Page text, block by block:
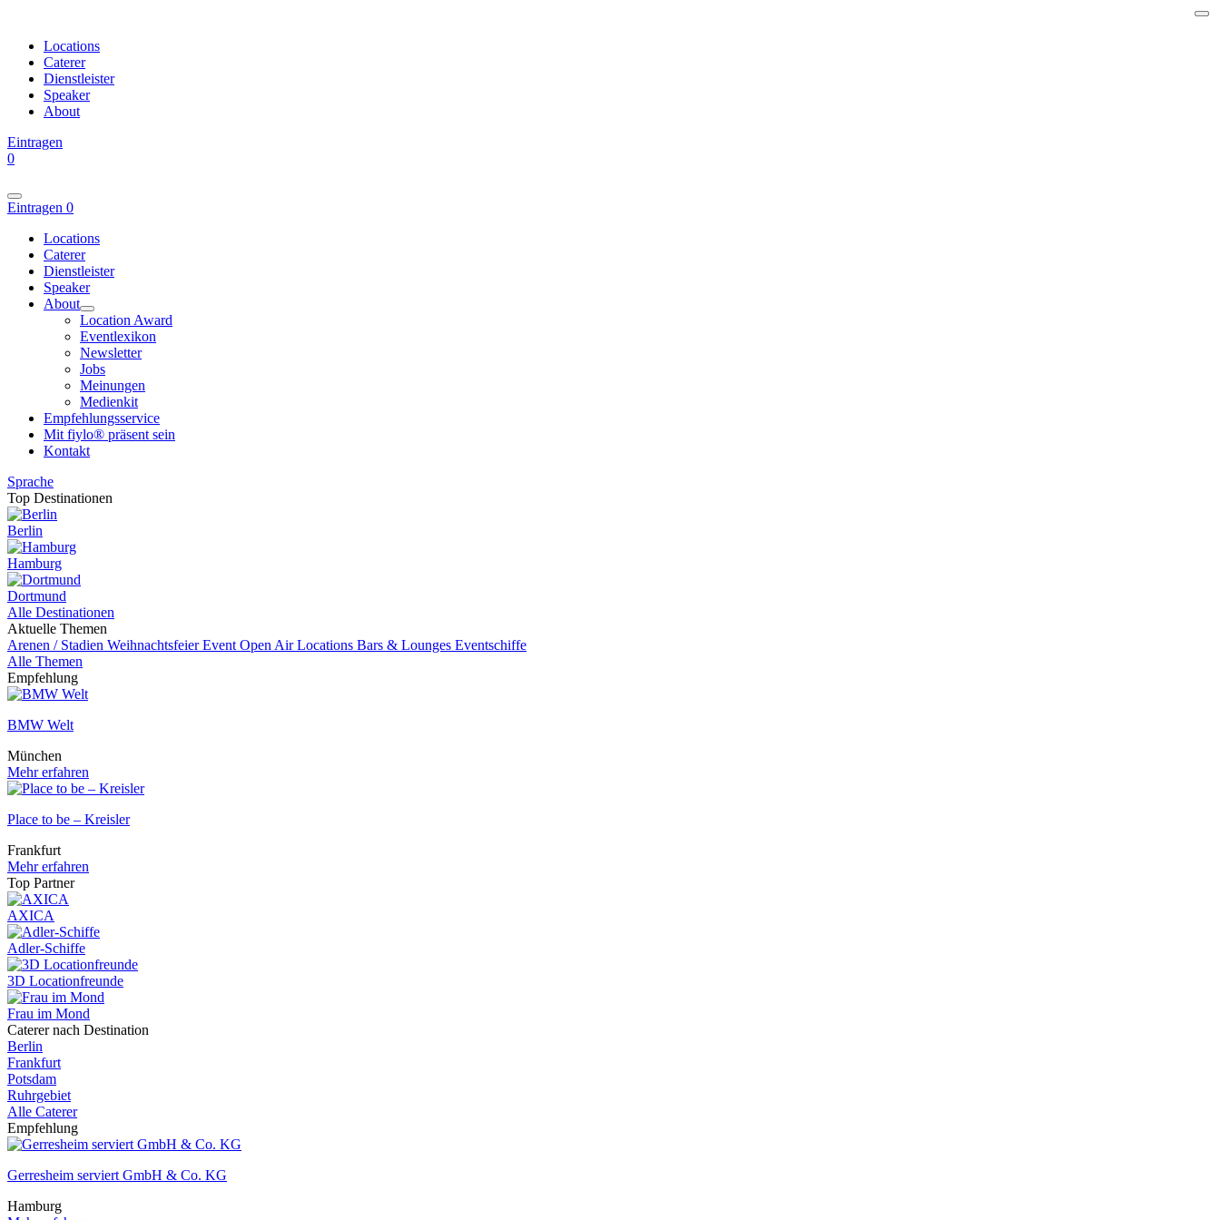
Locations
Caterer
Dienstleister
Speaker
About
Eintragen
0
Eintragen 0
Locations
Caterer
Dienstleister
Speaker
About
Location Award
Eventlexikon
Newsletter
Jobs
Meinungen
Medienkit
Empfehlungsservice
Mit fiylo® präsent sein
Kontakt
Sprache
Top Destinationen
Berlin
Hamburg
Dortmund
Alle Destinationen
Aktuelle Themen
Arenen / Stadien WeihnachtsfeierEvent Open Air Locations Bars & Lounges Eventschiffe
Alle Themen
Empfehlung
BMW Welt
München
Mehr erfahren
Place to be – Kreisler
Frankfurt
Mehr erfahren
Top Partner
AXICA
Adler-Schiffe
3D Locationfreunde
Frau im Mond
Caterer nach Destination
Berlin
Frankfurt
Potsdam
Ruhrgebiet
Alle Caterer
Empfehlung
Gerresheim serviert GmbH & Co. KG
Hamburg